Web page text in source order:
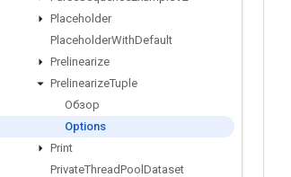
Placeholder
PlaceholderWithDefault
Prelinearize
PrelinearizeTuple
Обзор
Options
Print
PrivateThreadPool Dataset